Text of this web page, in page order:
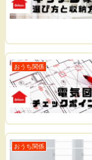
おうち関係
おうち関係